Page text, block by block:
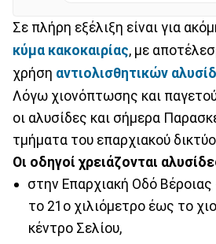
Σε πλήρη εξέλιξη είναι για
κύμα κακοκαιρίας, με
χρήση αντιολισθητικών
Λόγω χιονόπτωσης και
οι αλυσίδες και σήμερα
τμήματα του επαρχιακού
Οι οδηγοί χρειάζονται
στην Επαρχιακή Οδό Βέροιας
το 21ο χιλιόμετρο έως το
κέντρο Σελίου,